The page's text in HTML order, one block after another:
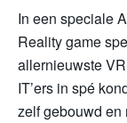
In een speciale
Reality game
allernieuwste
IT’ers in spé
zelf gebouwd en